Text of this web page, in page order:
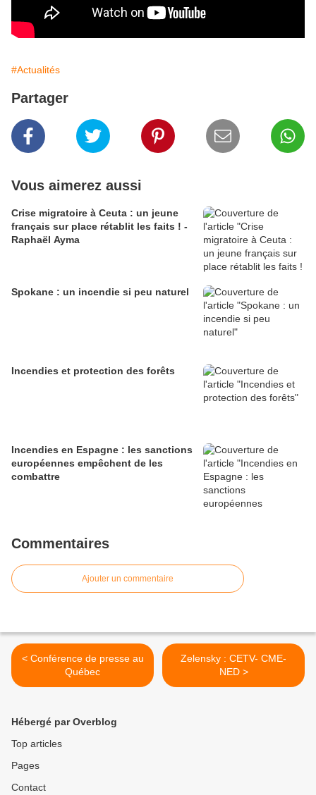
#Actualités
Partager
Vous aimerez aussi
Crise migratoire à Ceuta : un jeune
français sur place rétablit les faits ! -
Raphaël Ayma
Spokane : un incendie si peu naturel
Incendies et protection des forêts
Incendies en Espagne : les sanctions
européennes empêchent de les
combattre
Commentaires
Ajouter un commentaire
< Conférence de presse au
Québec
Zelensky : CETV- CME-
NED >
Hébergé par Overblog
Top articles
Pages
Contact